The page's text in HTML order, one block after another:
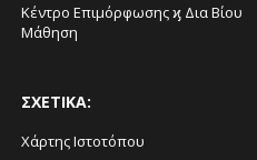
Κέντρο Επιμόρφωσης ϗ Δια Βίου
Μάθηση
ΣΧΕΤΙΚΑ:
Χάρτης Ιστοτόπου